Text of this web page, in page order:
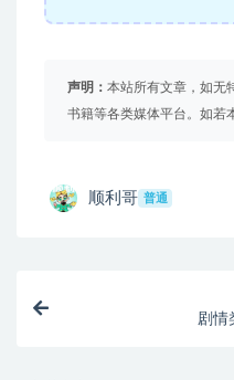
声明： 本站所有文章，如无
书籍等各类媒体平台。如若
顺利哥 普通
剧情